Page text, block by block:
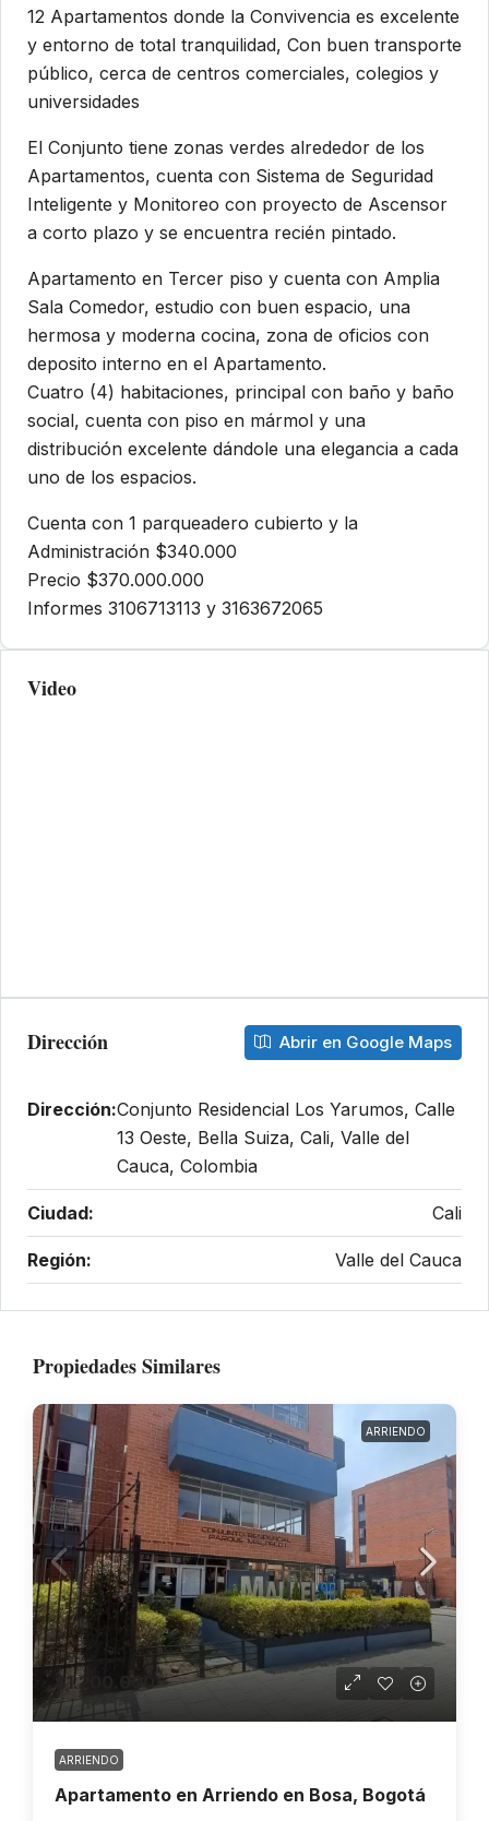
12 Apartamentos donde la Convivencia es excelente
y entorno de total tranquilidad, Con buen transporte
público, cerca de centros comerciales, colegios y
universidades
El Conjunto tiene zonas verdes alrededor de los
Apartamentos, cuenta con Sistema de Seguridad
Inteligente y Monitoreo con proyecto de Ascensor
a corto plazo y se encuentra recién pintado.
Apartamento en Tercer piso y cuenta con Amplia
Sala Comedor, estudio con buen espacio, una
hermosa y moderna cocina, zona de oficios con
deposito interno en el Apartamento.
Cuatro (4) habitaciones, principal con baño y baño
social, cuenta con piso en mármol y una
distribución excelente dándole una elegancia a cada
uno de los espacios.
Cuenta con 1 parqueadero cubierto y la
Administración $340.000
Precio $370.000.000
Informes 3106713113 y 3163672065
Video
Dirección Abrir en Google Maps
Dirección:Conjunto Residencial Los Yarumos, Calle
13 Oeste, Bella Suiza, Cali, Valle del
Cauca, Colombia
Ciudad: Cali
Región: Valle del Cauca
Propiedades Similares
ARRIENDO
$1.200.000
ARRIENDO
Apartamento en Arriendo en Bosa, Bogotá